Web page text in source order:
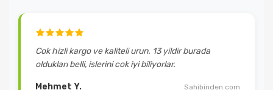
Cok hizli kargo ve kaliteli urun. 13 yildir burada
oldukları belli, islerini cok iyi biliyorlar.
Mehmet Y. Sahibinden.com